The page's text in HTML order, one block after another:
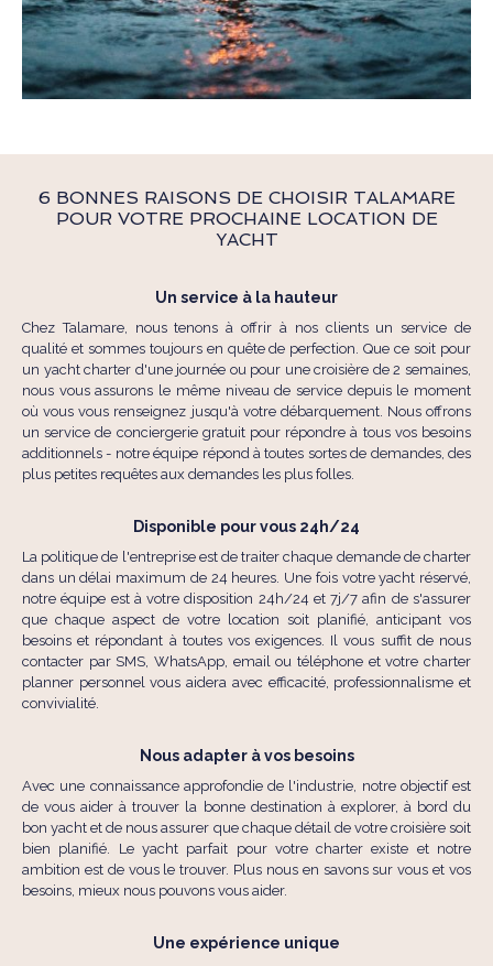
6 BONNES RAISONS DE CHOISIR TALAMARE
POUR VOTRE PROCHAINE LOCATION DE
YACHT
Un service à la hauteur
Chez Talamare, nous tenons à offrir à nos clients un service de
qualité et sommes toujours en quête de perfection. Que ce soit pour
un yacht charter d'une journée ou pour une croisière de 2 semaines,
nous vous assurons le même niveau de service depuis le moment
où vous vous renseignez jusqu'à votre débarquement. Nous offrons
un service de conciergerie gratuit pour répondre à tous vos besoins
additionnels - notre équipe répond à toutes sortes de demandes, des
plus petites requêtes aux demandes les plus folles.
Disponible pour vous 24h/24
La politique de l'entreprise est de traiter chaque demande de charter
dans un délai maximum de 24 heures. Une fois votre yacht réservé,
notre équipe est à votre disposition 24h/24 et 7j/7 afin de s'assurer
que chaque aspect de votre location soit planifié, anticipant vos
besoins et répondant à toutes vos exigences. Il vous suffit de nous
contacter par SMS, WhatsApp, email ou téléphone et votre charter
planner personnel vous aidera avec efficacité, professionnalisme et
convivialité.
Nous adapter à vos besoins
Avec une connaissance approfondie de l'industrie, notre objectif est
de vous aider à trouver la bonne destination à explorer, à bord du
bon yacht et de nous assurer que chaque détail de votre croisière soit
bien planifié. Le yacht parfait pour votre charter existe et notre
ambition est de vous le trouver. Plus nous en savons sur vous et vos
besoins, mieux nous pouvons vous aider.
Une expérience unique